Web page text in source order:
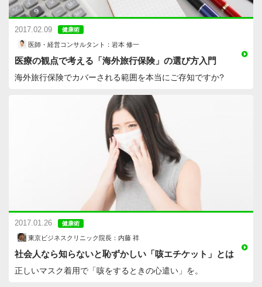
2017.02.09 健康術
医師・経営コンサルタント：岩本 修一
医療の観点で考える「海外旅行保険」の選び方入門
海外旅行保険でカバーされる範囲を本当にご存知ですか?
2017.01.26 健康術
東京ビジネスクリニック院長：内藤 祥
社会人なら知らないと恥ずかしい「咳エチケット」とは
正しいマスク着用で「咳をするときの心遣い」を。